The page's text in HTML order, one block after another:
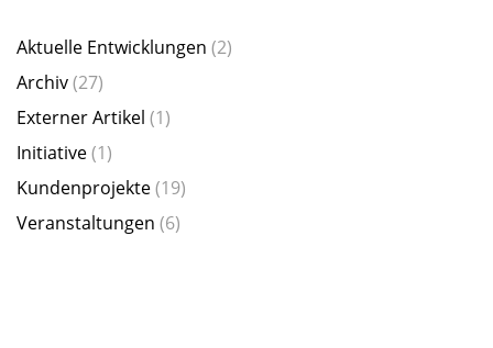
Aktuelle Entwicklungen (2)
Archiv(27)
Externer Artikel (1)
Initiative(1)
Kundenprojekte(19)
Veranstaltungen (6)